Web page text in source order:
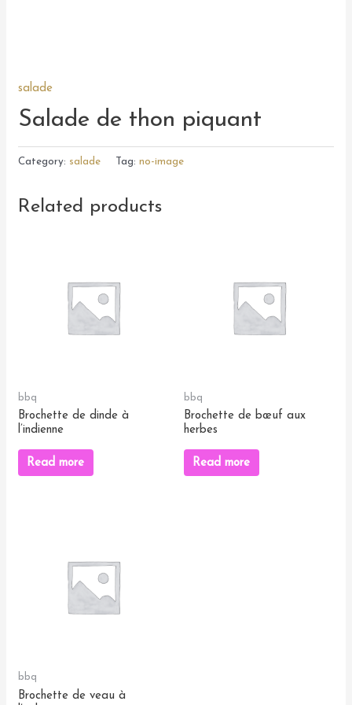
salade
Salade de thon piquant
Category: salade Tag:no-image
Related products
bbq
Brochette de dinde à
l’indienne
Read more
bbq
Brochette de bœuf aux
herbes
Read more
bbq
Brochette de veau à